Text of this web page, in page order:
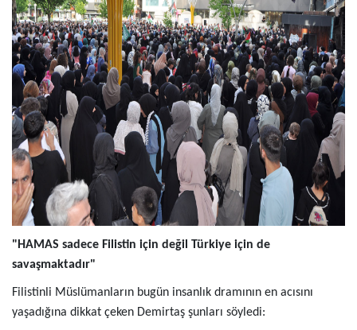
"HAMAS sadece Filistin için değil Türkiye için de
savaşmaktadır"
Filistinli Müslümanların bugün insanlık dramının en acısını
yaşadığına dikkat çeken Demirtaş şunları söyledi: